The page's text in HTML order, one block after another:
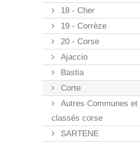
18 - Cher
19 - Corrèze
20 - Corse
Ajaccio
Bastia
Corte
Autres Communes et
classés corse
SARTENE